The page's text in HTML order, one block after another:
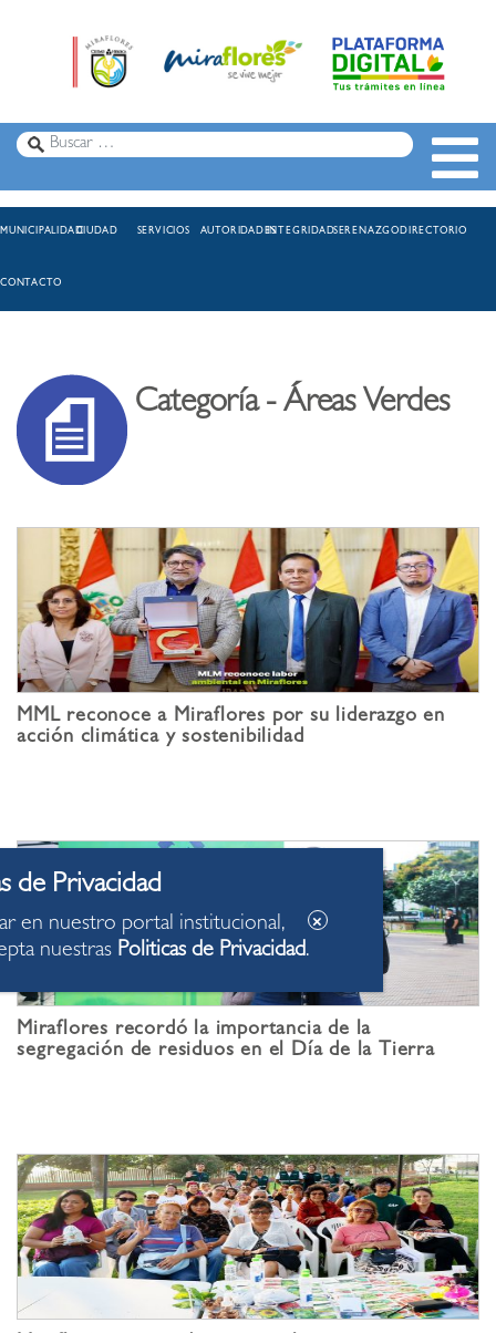
MUNICIPALIDADCIUDAD SERVICIOS AUTORIDADESINTEGRIDADSERENAZGODIRECTORIO
CONTACTO
Categoría - Áreas Verdes
MML reconoce a Miraflores por su liderazgo en
acción climática y sostenibilidad
Miraflores recordó la importancia de la
segregación de residuos en el Día de la Tierra
en nuestro portal institucional,
nuestras Politicas de Privacidad.